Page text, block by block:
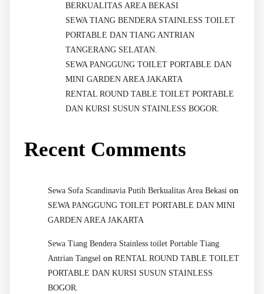
BERKUALITAS AREA BEKASI
SEWA TIANG BENDERA STAINLESS TOILET
PORTABLE DAN TIANG ANTRIAN
TANGERANG SELATAN.
SEWA PANGGUNG TOILET PORTABLE DAN
MINI GARDEN AREA JAKARTA
RENTAL ROUND TABLE TOILET PORTABLE
DAN KURSI SUSUN STAINLESS BOGOR.
Recent Comments
Sewa Sofa Scandinavia Putih Berkualitas Area Bekasi on
SEWA PANGGUNG TOILET PORTABLE DAN MINI
GARDEN AREA JAKARTA
Sewa Tiang Bendera Stainless toilet Portable Tiang
Antrian Tangsel on RENTAL ROUND TABLE TOILET
PORTABLE DAN KURSI SUSUN STAINLESS
BOGOR.